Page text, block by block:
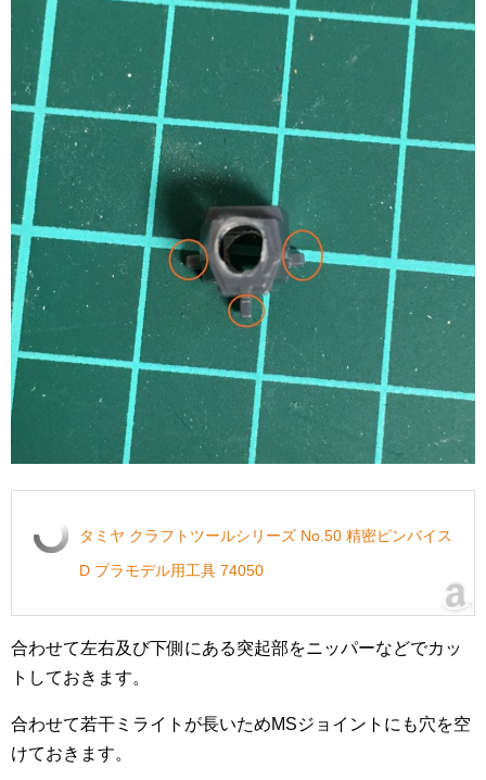
タミヤ クラフトツールシリーズ No.50 精密ピンバイス
D プラモデル用工具 74050
合わせて左右及び下側にある突起部をニッパーなどでカッ
トしておきます。
合わせて若干ミライトが長いためMSジョイントにも穴を空
けておきます。